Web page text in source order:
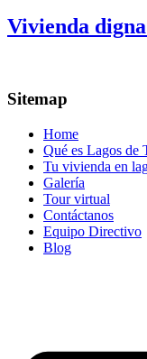
Vivienda
Sitemap
Home
Qué es Lagos de
Tu vivienda en
Galería
Tour virtual
Contáctanos
Equipo Directivo
Blog